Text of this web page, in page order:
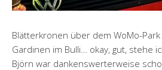
Blätterkronen über dem WoMo-
Gardinen im Bulli… okay, gut, stehe
Björn war dankenswerterweise